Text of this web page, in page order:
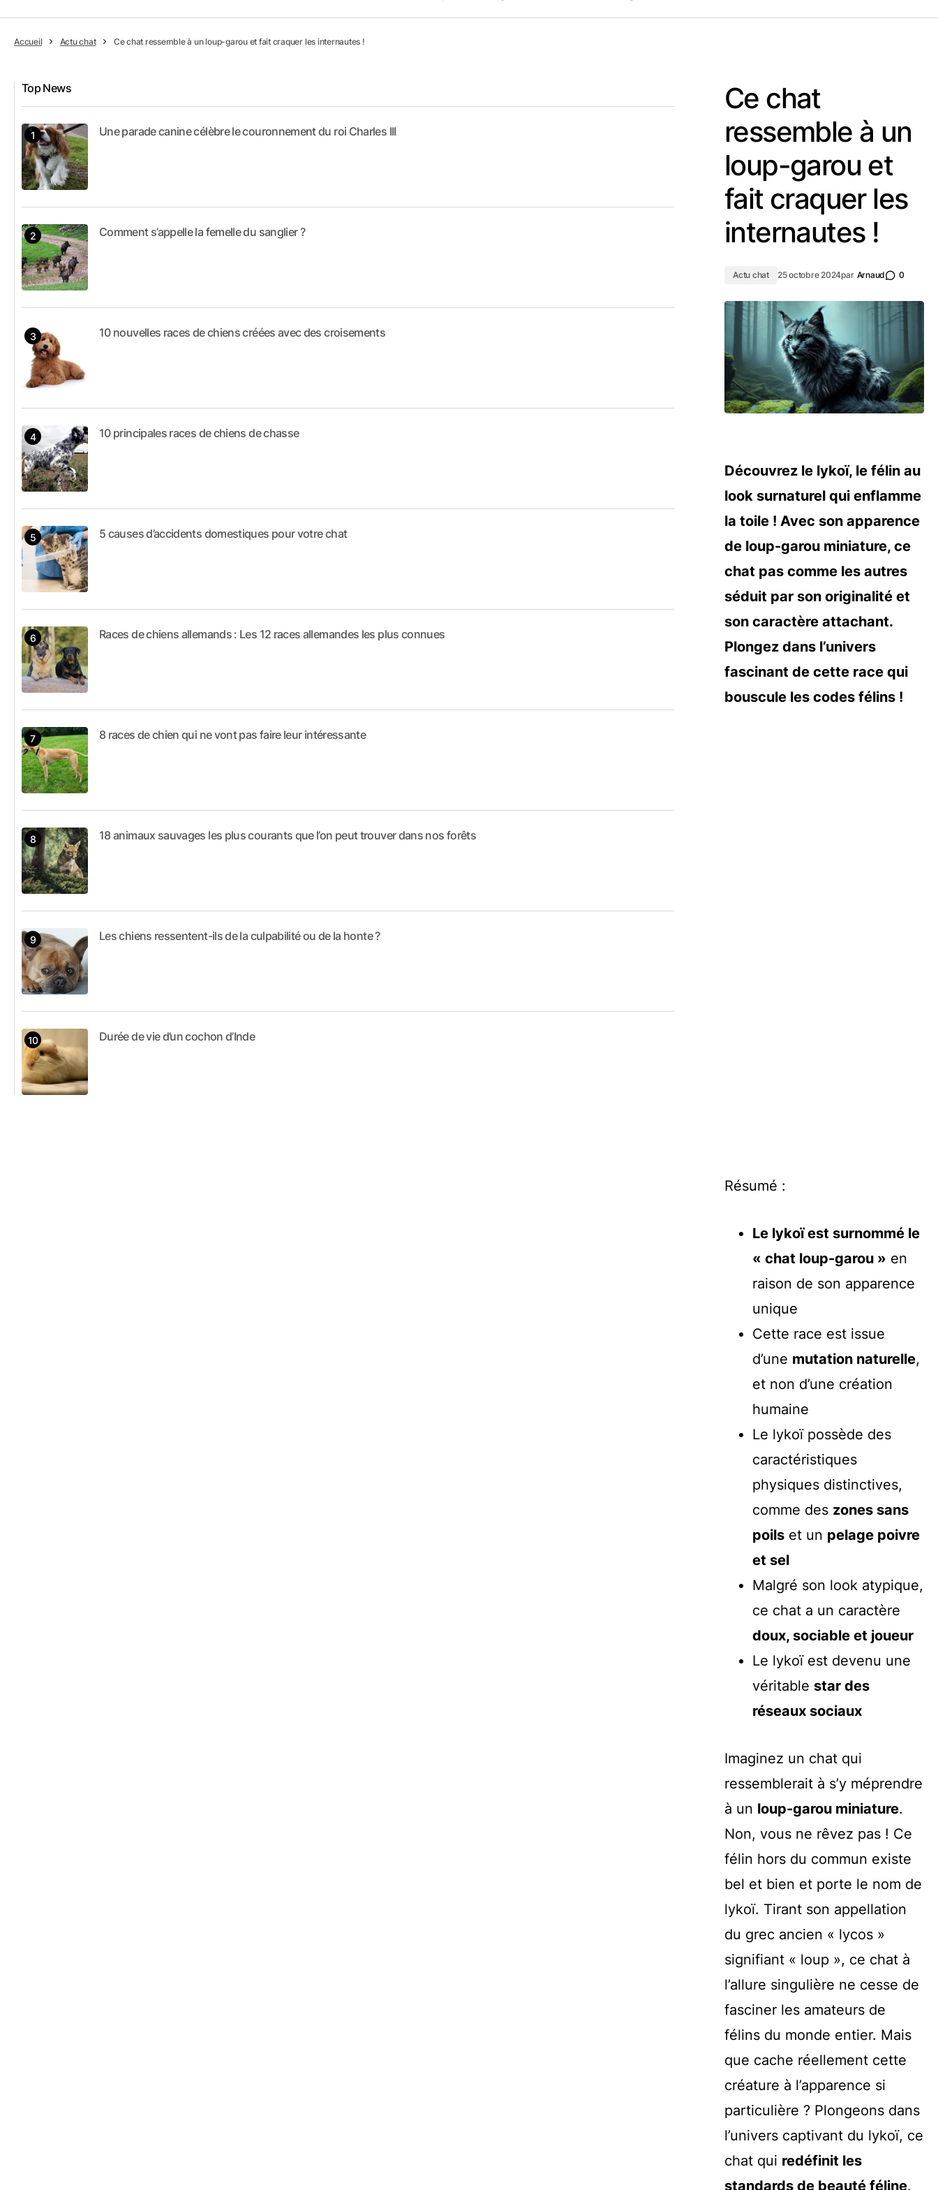
Accueil Actu chat Ce chat ressemble à un loup-garou et fait craquer les internautes !
Ce chat
ressemble à un
loup-garou et
fait craquer les
internautes !
Actu chat 25 octobre 2024par Arnaud 0
Découvrez le lykoï, le félin au
look surnaturel qui enflamme
la toile ! Avec son apparence
de loup-garou miniature, ce
chat pas comme les autres
séduit par son originalité et
son caractère attachant.
Plongez dans l’univers
fascinant de cette race qui
bouscule les codes félins !
Résumé :
Le lykoï est surnommé le
« chat loup-garou » en
raison de son apparence
unique
Cette race est issue
d’une mutation naturelle,
et non d’une création
humaine
Le lykoï possède des
caractéristiques
physiques distinctives,
comme des zones sans
poils et un pelage poivre
et sel
Malgré son look atypique,
ce chat a un caractère
doux, sociable et joueur
Le lykoï est devenu une
véritable star des
réseaux sociaux
Imaginez un chat qui
ressemblerait à s’y méprendre
à un loup-garou miniature.
Non, vous ne rêvez pas ! Ce
félin hors du commun existe
bel et bien et porte le nom de
lykoï. Tirant son appellation
du grec ancien « lycos »
signifiant « loup », ce chat à
l’allure singulière ne cesse de
fasciner les amateurs de
félins du monde entier. Mais
que cache réellement cette
créature à l’apparence si
particulière ? Plongeons dans
l’univers captivant du lykoï, ce
chat qui redéfinit les
standards de beauté féline.
Top News
Une parade canine célèbre le couronnement du roi Charles III
Comment s’appelle la femelle du sanglier ?
10 nouvelles races de chiens créées avec des croisements
10 principales races de chiens de chasse
5 causes d’accidents domestiques pour votre chat
Races de chiens allemands : Les 12 races allemandes les plus connues
8 races de chien qui ne vont pas faire leur intéressante
18 animaux sauvages les plus courants que l’on peut trouver dans nos forêts
Les chiens ressentent-ils de la culpabilité ou de la honte ?
Durée de vie d’un cochon d’Inde